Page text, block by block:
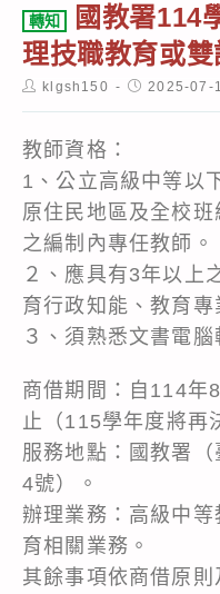
轉知
國教署114
理技職教育或
Postklgsh150
Post2025-07-
教師資格：
1、公立高級中等以
原住民地區及全校班
之編制內專任教師。
２、應具有3年以上
育行政知能、教育專
３、須熟悉文書電腦
商借期間：自114年
止（115學年度將再
服務地點：國教署
4號）。
辦理業務：高級中
育相關業務。
其餘事項依商借原則